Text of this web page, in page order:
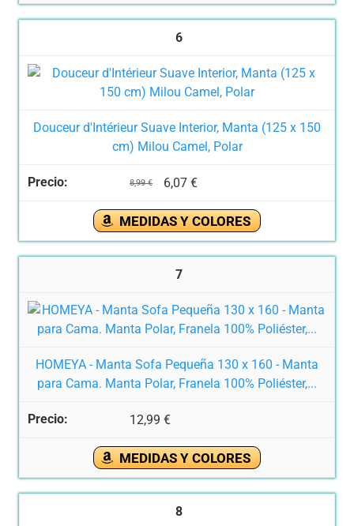
6
Douceur d'Intérieur Suave Interior, Manta (125 x 150
cm) Milou Camel, Polar
8,99 € 6,07 €
MEDIDAS Y COLORES
7
HOMEYA - Manta Sofa Pequeña 130 x 160 - Manta
para Cama. Manta Polar, Franela 100% Poliéster,...
12,99 €
MEDIDAS Y COLORES
8